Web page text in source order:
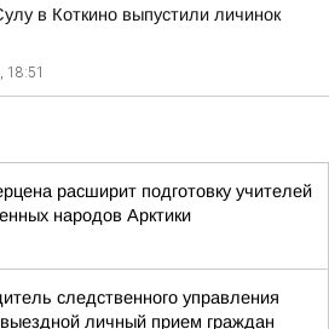
в Коткино выпустили личинок
18:51
расширит подготовку учителей
народов Арктики
следственного управления
личный прием граждан